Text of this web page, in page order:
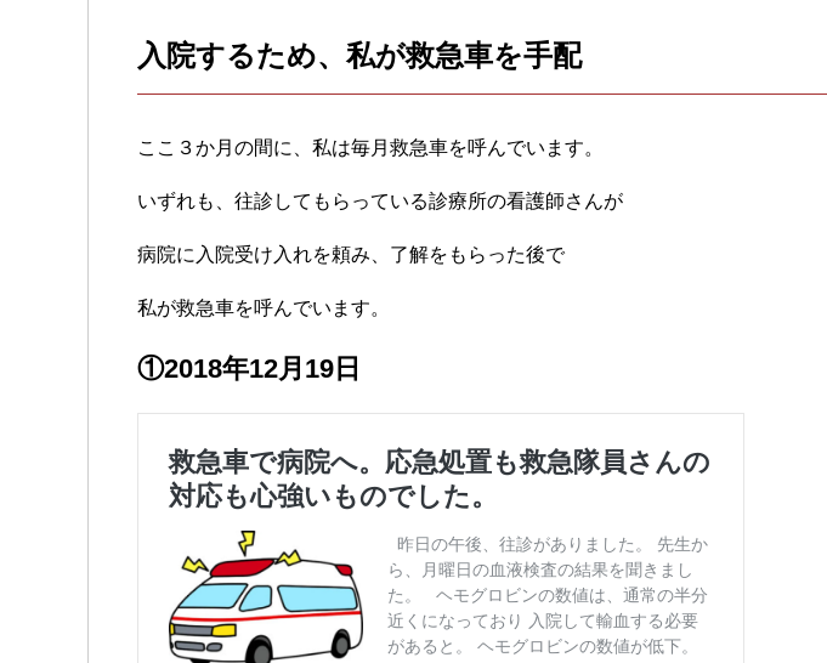
入院するため、私が救急車を手配
ここ３か月の間に、私は毎月救急車を呼んでいます。
いずれも、往診してもらっている診療所の看護師さんが
病院に入院受け入れを頼み、了解をもらった後で
私が救急車を呼んでいます。
①2018年12月19日